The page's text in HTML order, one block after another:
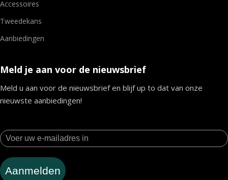
Accessoires
Tweedekans
Aanbiedingen
Meld je aan voor de nieuwsbrief
Meld u aan voor de nieuwsbrief en blijf up to dat van onze
nieuwste aanbiedingen!
Aanmelden